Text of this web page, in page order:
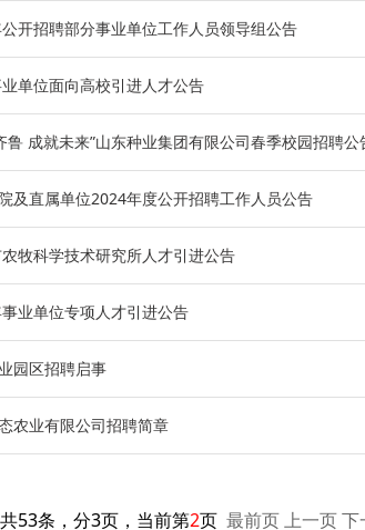
开招聘部分事业单位工作人员领导组公告
单位面向高校引进人才公告
鲁 成就未来”山东种业集团有限公司春季校园招聘公
及直属单位2024年度公开招聘工作人员公告
牧科学技术研究所人才引进公告
业单位专项人才引进公告
园区招聘启事
农业有限公司招聘简章
共53条，分3页，当前第2页 最前页 上一页 下